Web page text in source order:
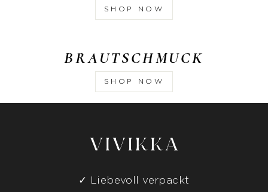
SHOP NOW
BRAUTSCHMUCK
SHOP NOW
Liebevoll verpackt